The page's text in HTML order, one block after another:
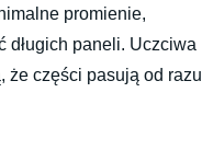
promienie,
długich paneli. Uczciwa
że części pasują od razu